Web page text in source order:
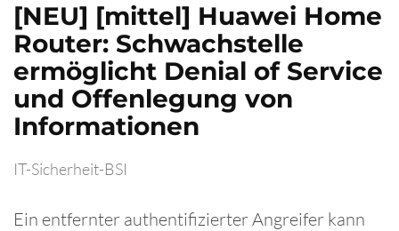
[NEU] [mittel] Huawei Home
Router: Schwachstelle
ermöglicht Denial of Service
und Offenlegung von
Informationen
IT-Sicherheit-BSI
Ein entfernter authentifizierter Angreifer kann